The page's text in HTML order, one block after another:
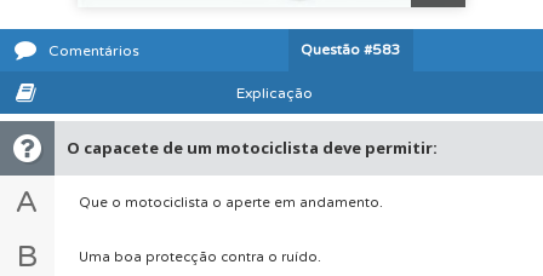
Comentários Questão #583
Explicação
O capacete de um motociclista deve permitir:
A Que o motociclista o aperte em andamento.
B Uma boa protecção contra o ruído.